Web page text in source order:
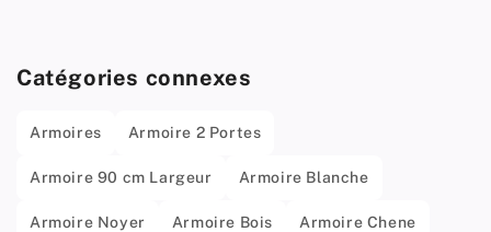
Catégories connexes
Armoires Armoire 2 Portes
Armoire 90 cm Largeur Armoire Blanche
Armoire Noyer Armoire Bois Armoire Chene